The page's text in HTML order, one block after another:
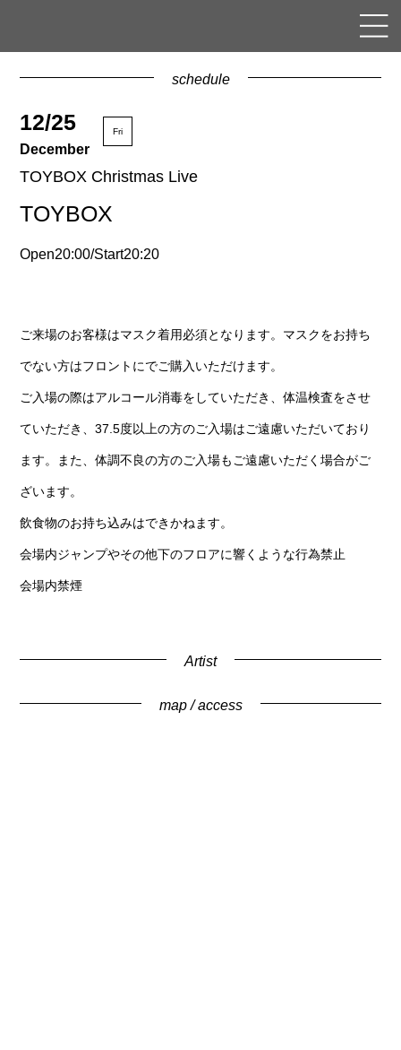
schedule
12/25
December
Fri
TOYBOX Christmas Live
TOYBOX
Open20:00/Start20:20
ご来場のお客様はマスク着用必須となります。マスクをお持ち
でない方はフロントにでご購入いただけます。
ご入場の際はアルコール消毒をしていただき、体温検査をさせ
ていただき、37.5度以上の方のご入場はご遠慮いただいており
ます。また、体調不良の方のご入場もご遠慮いただく場合がご
ざいます。
飲食物のお持ち込みはできかねます。
会場内ジャンプやその他下のフロアに響くような行為禁止
会場内禁煙
Artist
map / access